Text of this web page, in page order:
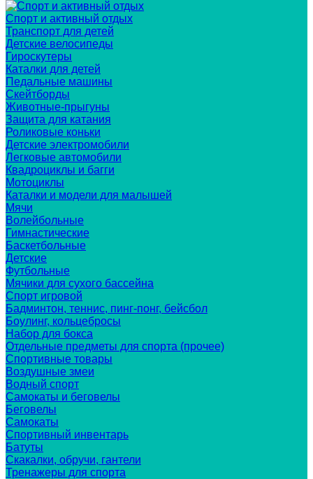
Спорт и активный отдых
Транспорт для детей
Детские велосипеды
Гироскутеры
Каталки для детей
Педальные машины
Скейтборды
Животные-прыгуны
Защита для катания
Роликовые коньки
Детские электромобили
Легковые автомобили
Квадроциклы и багги
Мотоциклы
Каталки и модели для малышей
Мячи
Волейбольные
Гимнастические
Баскетбольные
Детские
Футбольные
Мячики для сухого бассейна
Спорт игровой
Бадминтон, теннис, пинг-понг, бейсбол
Боулинг, кольцебросы
Набор для бокса
Отдельные предметы для спорта (прочее)
Спортивные товары
Воздушные змеи
Водный спорт
Самокаты и беговелы
Беговелы
Самокаты
Спортивный инвентарь
Батуты
Скакалки, обручи, гантели
Тренажеры для спорта